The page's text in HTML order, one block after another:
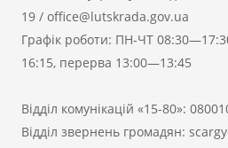
19 / office@lutskrada.gov.ua
Графік роботи: ПН-ЧТ
16:15, перерва 13:00—13:45
Відділ комунікацій «15-80»:
Відділ звернень громадян: